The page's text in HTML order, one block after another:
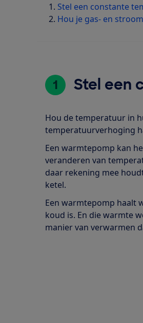
Stel een constante
Hou je gas- en
1 Stel een
Hou de temperatuur in
temperatuurverhoging
Een warmtepomp kan
veranderen van
daar rekening mee
ketel.
Een warmtepomp haalt
koud is. En die warmte
manier van verwarmen